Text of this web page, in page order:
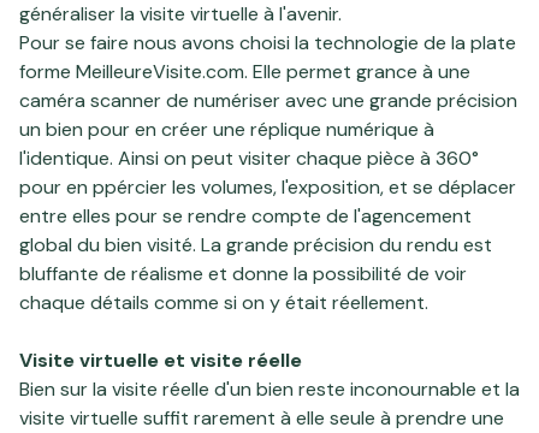
généraliser la visite virtuelle à l'avenir.
Pour se faire nous avons choisi la technologie de la plate
forme MeilleureVisite.com. Elle permet grance à une
caméra scanner de numériser avec une grande précision
un bien pour en créer une réplique numérique à
l'identique. Ainsi on peut visiter chaque pièce à 360°
pour en ppércier les volumes, l'exposition, et se déplacer
entre elles pour se rendre compte de l'agencement
global du bien visité. La grande précision du rendu est
bluffante de réalisme et donne la possibilité de voir
chaque détails comme si on y était réellement.
Visite virtuelle et visite réelle
Bien sur la visite réelle d'un bien reste inconournable et la
visite virtuelle suffit rarement à elle seule à prendre une